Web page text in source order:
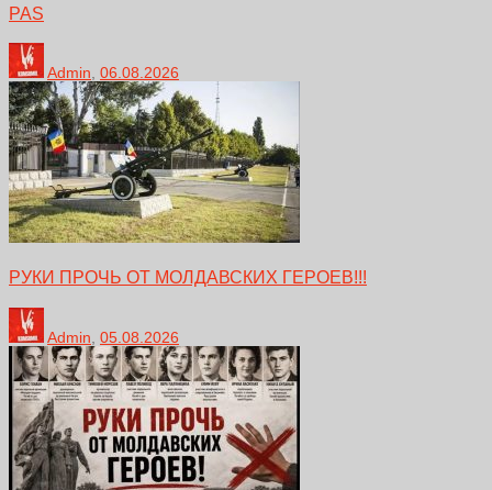
PAS
Admin 06.08.2026
РУКИ ПРОЧЬ ОТ МОЛДАВСКИХ ГЕРОЕВ!!!
Admin 05.08.2026